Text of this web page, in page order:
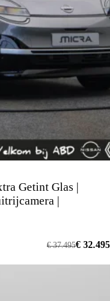
Getint Glas |
|
€ 32.495
€ 37.495